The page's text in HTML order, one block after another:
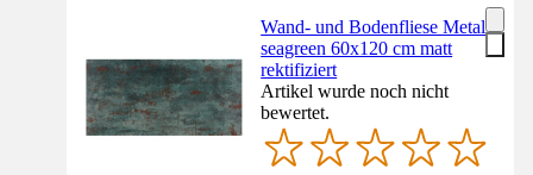
Wand- und Bodenfliese Metal
seagreen 60x120 cm matt
rektifiziert
Artikel wurde noch nicht
bewertet.